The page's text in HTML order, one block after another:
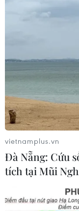
vietnamplus.vn
Đà Nẵng: Cứu
tích tại Mũi